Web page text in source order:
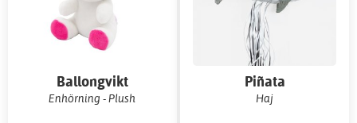
Ballongvikt
Enhörning - Plush
Piñata
Haj